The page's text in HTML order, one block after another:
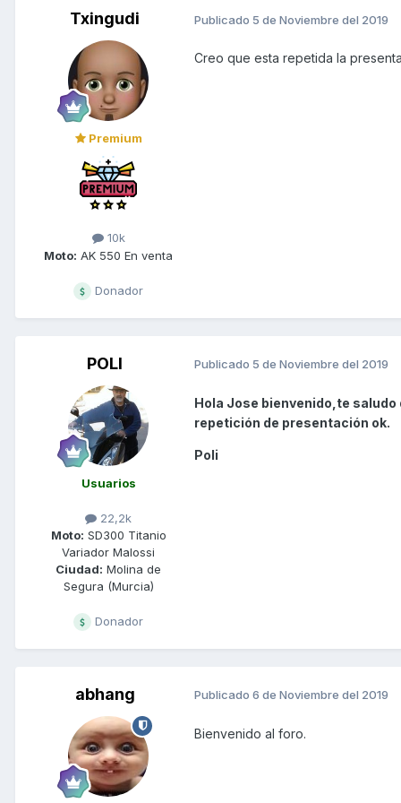
Txingudi
Premium
10k
Moto: AK 550 En venta
Donador
Publicado 5 de Noviembre del 2019
Creo que esta repetida la
POLI
Usuarios
22,2k
Moto: SD300 Titanio
Variador Malossi
Ciudad: Molina de
Segura (Murcia)
Donador
Publicado 5 de Noviembre del 2019
Hola Jose bienvenido,te
repetición de presentación ok.
Poli
abhang Publicado 6 de Noviembre del 2019
Bienvenido al foro.